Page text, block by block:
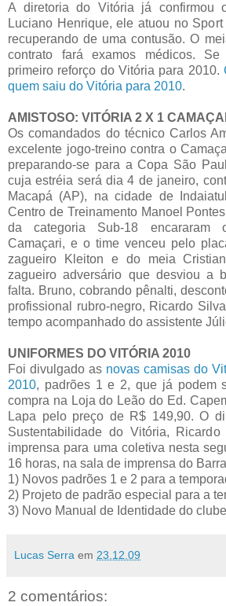
A diretoria do Vitória já confirmou
Luciano Henrique, ele atuou no
recuperando de uma contusão. O
contrato fará examos médicos.
primeiro reforço do Vitória para 2010.
quem saiu do Vitória para 2010.
AMISTOSO: VITÓRIA 2 X 1
Os comandados do técnico Carlos
excelente jogo-treino contra o
preparando-se para a Copa São
cuja estréia será dia 4 de janeiro,
Macapá (AP), na cidade de
Centro de Treinamento Manoel
da categoria Sub-18 encararam
Camaçari, e o time venceu pelo
zagueiro Kleiton e do meia
zagueiro adversário que desviou a
falta. Bruno, cobrando pênalti,
profissional rubro-negro, Ricardo
tempo acompanhado do assistente
UNIFORMES DO VITÓRIA 2010
Foi divulgado as novas camisas do
2010, padrões 1 e 2, que já podem
compra na Loja do Leão do Ed.
Lapa pelo preço de R$ 149,90. O
Sustentabilidade do Vitória,
imprensa para uma coletiva nesta
16 horas, na sala de imprensa do
1) Novos padrões 1 e 2 para a
2) Projeto de padrão especial para a
3) Novo Manual de Identidade do
Lucas Serra em 23.12.09
2 comentários: